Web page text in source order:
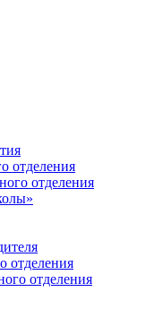
отделения
отделения
отделения
отделения